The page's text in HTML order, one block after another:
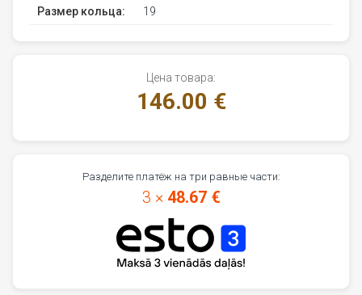
Размер кольца: 19
Цена товара:
146.00 €
Разделите платёж на три равные части:
3 × 48.67 €